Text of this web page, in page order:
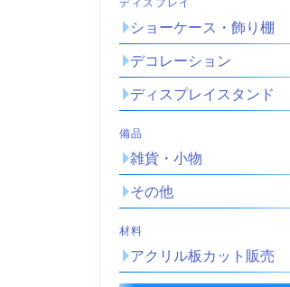
ショーケース・飾り棚
デコレーション
ディスプレイスタンド
備品
雑貨・小物
その他
材料
アクリル板カット販売